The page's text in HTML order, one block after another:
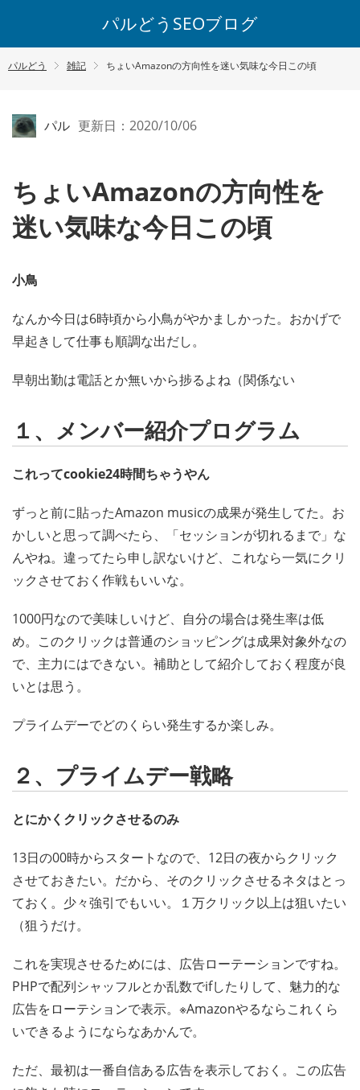
パルどうSEOブログ
パルどう 雑記 ちょいAmazonの方向性を迷い気味な今日この頃
パル 更新日：2020/10/06
ちょいAmazonの方向性を
迷い気味な今日この頃
小鳥
なんか今日は6時頃から小鳥がやかましかった。おかげで
早起きして仕事も順調な出だし。
早朝出勤は電話とか無いから捗るよね（関係ない
１、メンバー紹介プログラム
これってcookie24時間ちゃうやん
ずっと前に貼ったAmazon musicの成果が発生してた。お
かしいと思って調べたら、「セッションが切れるまで」な
んやね。違ってたら申し訳ないけど、これなら一気にクリ
ックさせておく作戦もいいな。
1000円なので美味しいけど、自分の場合は発生率は低
め。このクリックは普通のショッピングは成果対象外なの
で、主力にはできない。補助として紹介しておく程度が良
いとは思う。
プライムデーでどのくらい発生するか楽しみ。
２、プライムデー戦略
とにかくクリックさせるのみ
13日の00時からスタートなので、12日の夜からクリック
させておきたい。だから、そのクリックさせるネタはとっ
ておく。少々強引でもいい。１万クリック以上は狙いたい
（狙うだけ。
これを実現させるためには、広告ローテーションですね。
PHPで配列シャッフルとか乱数でifしたりして、魅力的な
広告をローテションで表示。※Amazonやるならこれくら
いできるようにならなあかんで。
ただ、最初は一番自信ある広告を表示しておく。この広告